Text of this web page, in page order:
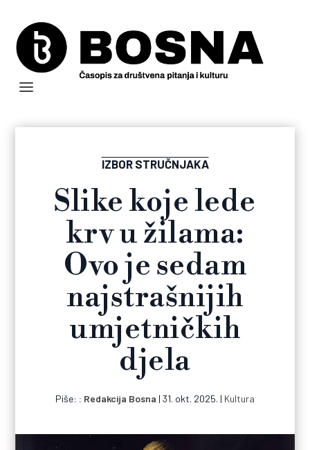
IZBOR STRUČNJAKA
Slike koje lede
krv u žilama:
Ovo je sedam
najstrašnijih
umjetničkih
djela
Piše: Redakcija Bosna | 31. okt. 2025. | Kultura